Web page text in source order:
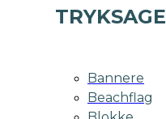
Bannere
Beachflag